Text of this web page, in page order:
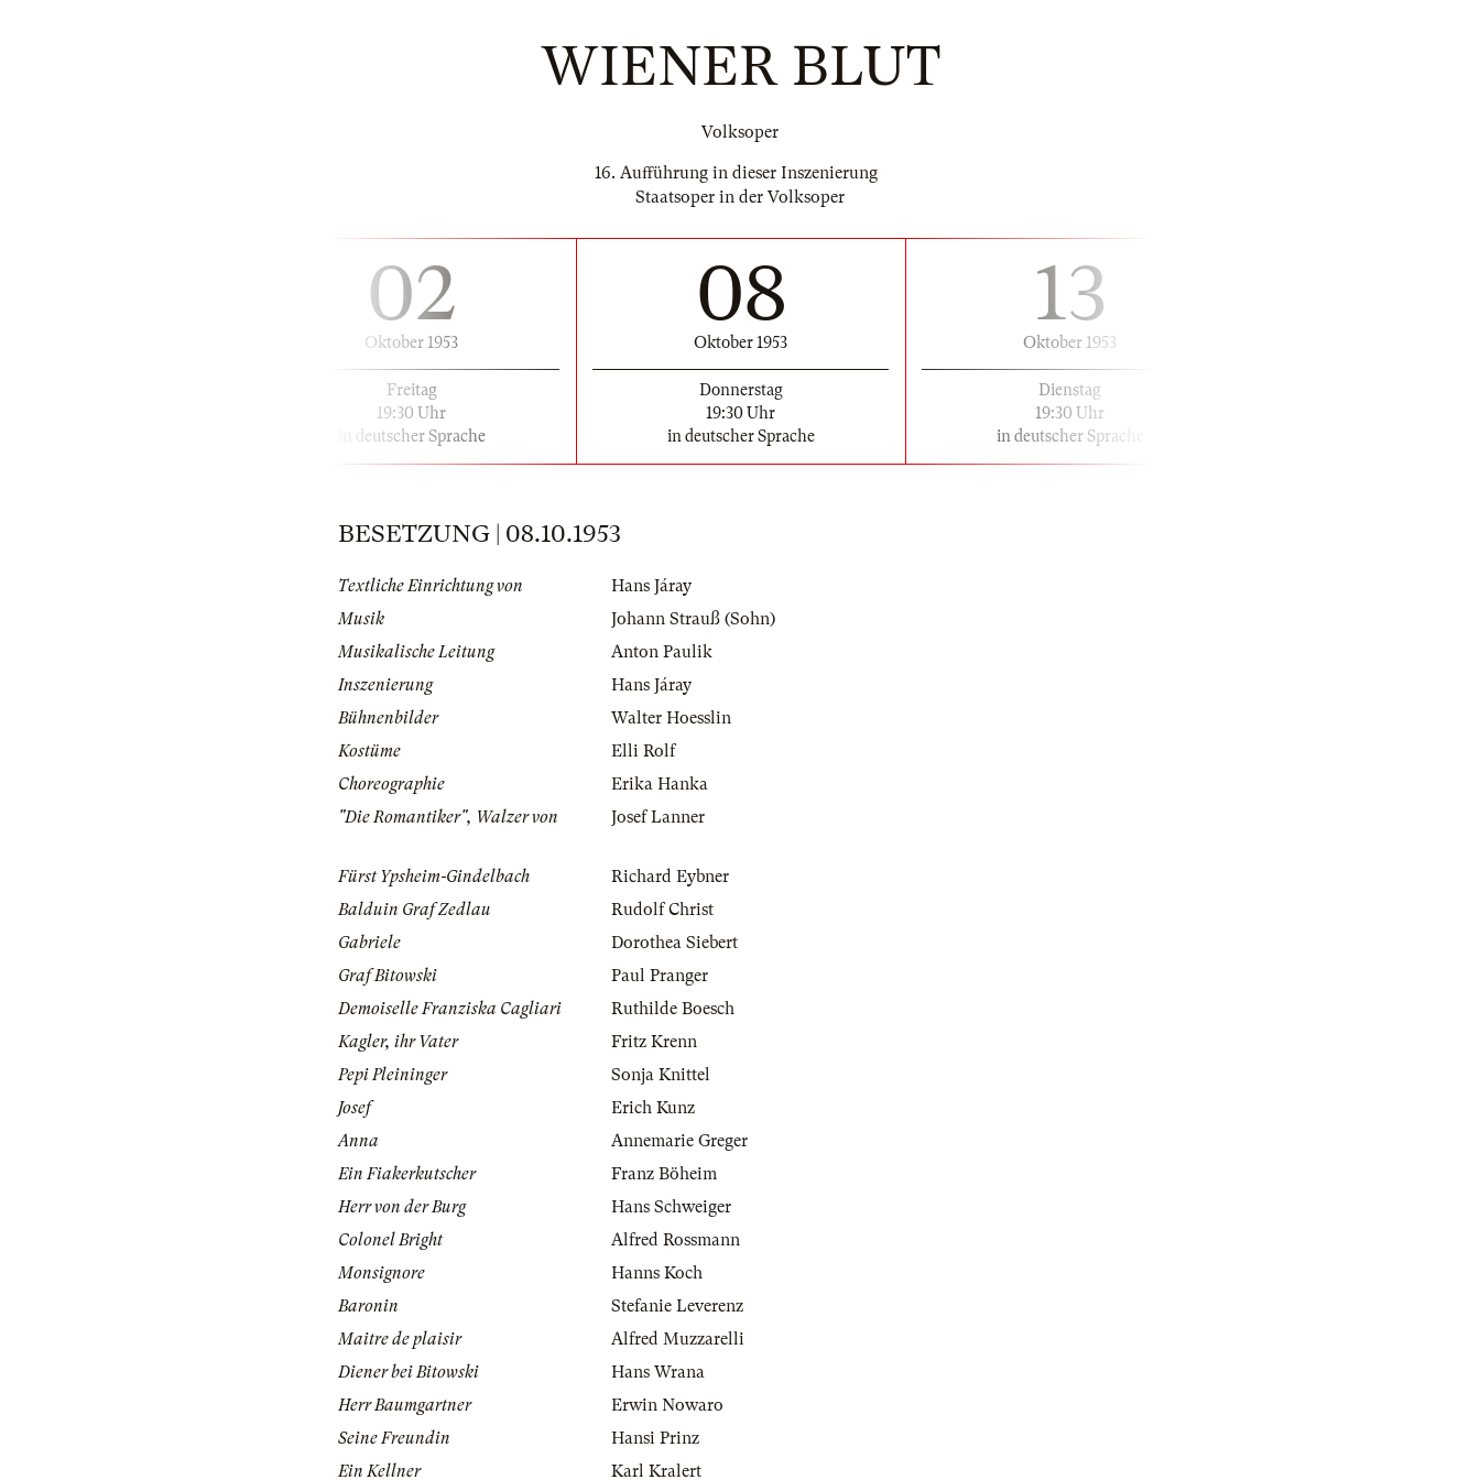
WIENER BLUT
Volksoper
16. Aufführung in dieser Inszenierung
Staatsoper in der Volksoper
02
Oktober 1953
Freitag
19:30 Uhr
in deutscher Sprache
08
Oktober 1953
Donnerstag
19:30 Uhr
in deutscher Sprache
13
Oktober 1953
Dienstag
19:30 Uhr
in deutscher Sprache
BESETZUNG | 08.10.1953
Textliche Einrichtung von
Hans Járay
Musik
Johann Strauß (Sohn)
Musikalische Leitung
Anton Paulik
Inszenierung
Hans Járay
Bühnenbilder
Walter Hoesslin
Kostüme
Elli Rolf
Choreographie
Erika Hanka
"Die Romantiker", Walzer von
Josef Lanner
Fürst Ypsheim-Gindelbach
Richard Eybner
Balduin Graf Zedlau
Rudolf Christ
Gabriele
Dorothea Siebert
Graf Bitowski
Paul Pranger
Demoiselle Franziska Cagliari
Ruthilde Boesch
Kagler, ihr Vater
Fritz Krenn
Pepi Pleininger
Sonja Knittel
Josef
Erich Kunz
Anna
Annemarie Greger
Ein Fiakerkutscher
Franz Böheim
Herr von der Burg
Hans Schweiger
Colonel Bright
Alfred Rossmann
Monsignore
Hanns Koch
Baronin
Stefanie Leverenz
Maitre de plaisir
Alfred Muzzarelli
Diener bei Bitowski
Hans Wrana
Herr Baumgartner
Erwin Nowaro
Seine Freundin
Hansi Prinz
Ein Kellner
Karl Kralert